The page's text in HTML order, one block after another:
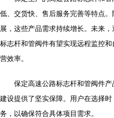
低、交货快、售后服务完善等特点
展，这些产品需求持续增长。未来
标志杆和管阀件有望实现远程监控
营效率。
保定高速公路标志杆和管阀件
建设提供了坚实保障。用户在选择
务，以确保符合具体项目需求。